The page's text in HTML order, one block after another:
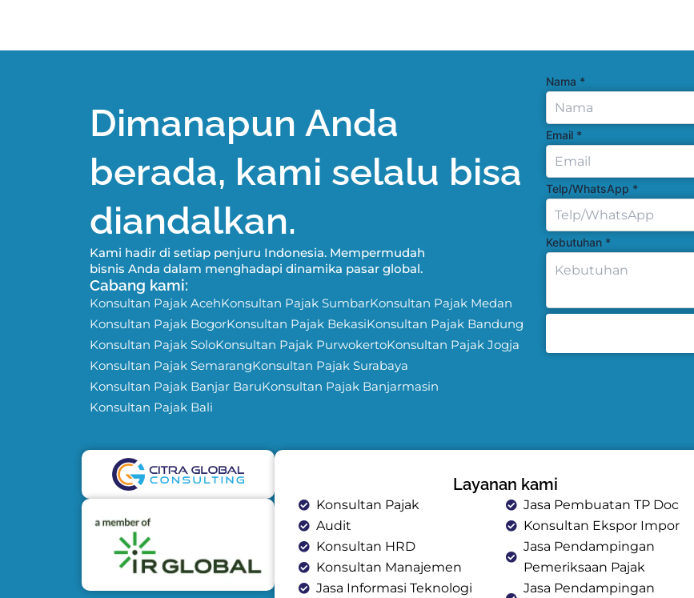
Dimanapun Anda
berada, kami selalu bisa
diandalkan.
Kami hadir di setiap penjuru Indonesia. Mempermudah
bisnis Anda dalam menghadapi dinamika pasar global.
Cabang kami:
Konsultan Pajak AcehKonsultan Pajak SumbarKonsultan Pajak Medan
Konsultan Pajak BogorKonsultan Pajak BekasiKonsultan Pajak Bandung
Konsultan Pajak SoloKonsultan Pajak PurwokertoKonsultan Pajak Jogja
Konsultan Pajak SemarangKonsultan Pajak Surabaya
Konsultan Pajak Banjar BaruKonsultan Pajak Banjarmasin
Konsultan Pajak Bali
Nama *
Email *
Telp/WhatsApp *
Kebutuhan *
Layanan kami
Konsultan Pajak
Audit
Konsultan HRD
Konsultan Manajemen
Jasa Informasi Teknologi
Jasa Pembuatan TP Doc
Konsultan Ekspor Impor
Jasa Pendampingan
Pemeriksaan Pajak
Jasa Pendampingan